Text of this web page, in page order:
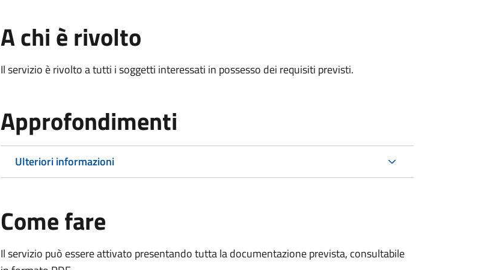
A chi è rivolto
Il servizio è rivolto a tutti i soggetti interessati in possesso dei requisiti previsti.
Approfondimenti
Ulteriori informazioni
Come fare
Il servizio può essere attivato presentando tutta la documentazione prevista, consultabile